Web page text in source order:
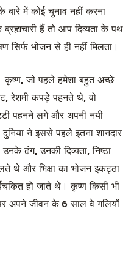
बारे में कोई चुनाव नहीं करना
हैं तो आप दिव्यता के पथ
भोजन से ही नहीं मिलता।
कृष्ण, जो पहले हमेशा बहुत अच्छे
रेशमी कपड़े पहनते थे, वो
पहनने लगे और अपनी नयी
ने इससे पहले इतना शानदार
ढंग, उनकी दिव्यता, निष्ठा
थे और भिक्षा का भोजन इकट्ठा
हो जाते थे। कृष्ण किसी भी
अपने जीवन के 6 साल वे गलियों